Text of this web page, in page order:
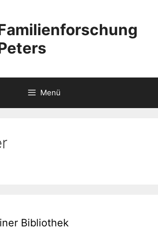
Menü
Bibliothek